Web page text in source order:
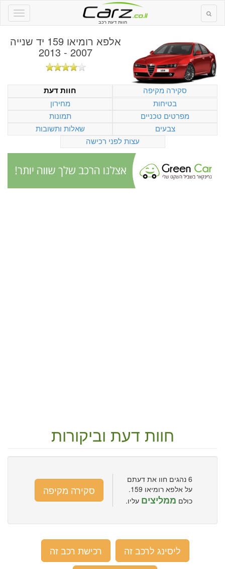
חוות דעת רכב
אלפא רומיאו 159 יד שנייה
2007 - 2013
סקירה מקיפה
חוות דעת
בטיחות
מחירון
מפרטים טכניים
תמונות
צבעים
שאלות ותשובות
עצות לפני רכישה
חוות דעת וביקורות
6 נהגים חוו את דעתם
על אלפא רומיאו 159.
כולם ממליצים עליו.
סקירה מקיפה
ליסינג לרכב זה
רכישת רכב זה